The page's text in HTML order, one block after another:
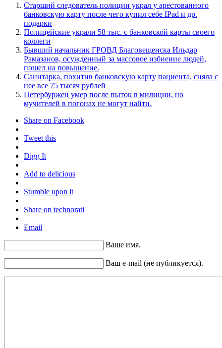
Старший следователь полиции украл у арестованного
банковскую карту после чего купил себе IPad и др.
подарки
Полицейские украли 58 тыс. с банковской карты своего
коллеги
Бывший начальник ГРОВД Благовещенска Ильдар
Рамазанов, осужденный за массовое избиение людей,
пошел на повышение.
Санитарка, похитив банковскую карту пациента, сняла с
нее все 75 тысяч рублей
Петербуржец умер после пыток в милиции, но
мучителей в погонах не могут найти.
Share on Facebook
Tweet this
Digg It
Add to delicious
Stumble upon it
Share on technorati
Email
Ваше имя.
Ваш e-mail (не публикуется).